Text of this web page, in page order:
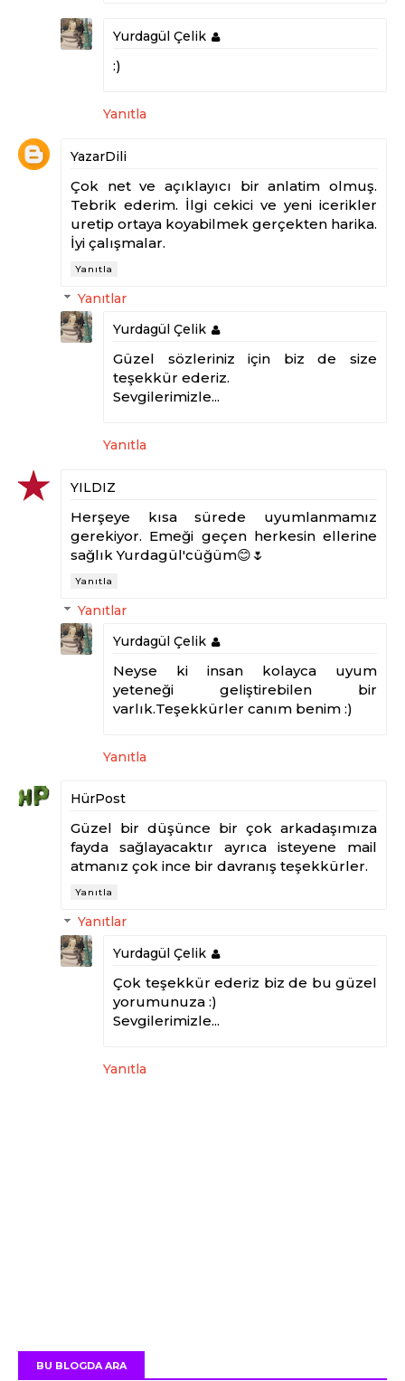
Yurdagül Çelik
:)
Yanıtla
YazarDili
Çok net ve açıklayıcı bir anlatim olmuş.
Tebrik ederim. İlgi cekici ve yeni icerikler
uretip ortaya koyabilmek gerçekten harika.
İyi çalışmalar.
Yanıtla
Yanıtlar
Yurdagül Çelik
Güzel sözleriniz için biz de size
teşekkür ederiz.
Sevgilerimizle...
Yanıtla
YILDIZ
Herşeye kısa sürede uyumlanmamız
gerekiyor. Emeği geçen herkesin ellerine
sağlık Yurdagül'cüğüm😊🌷
Yanıtla
Yanıtlar
Yurdagül Çelik
Neyse ki insan kolayca uyum
yeteneği geliştirebilen bir
varlık.Teşekkürler canım benim :)
Yanıtla
HürPost
Güzel bir düşünce bir çok arkadaşımıza
fayda sağlayacaktır ayrıca isteyene mail
atmanız çok ince bir davranış teşekkürler.
Yanıtla
Yanıtlar
Yurdagül Çelik
Çok teşekkür ederiz biz de bu güzel
yorumunuza :)
Sevgilerimizle...
Yanıtla
BU BLOGDA ARA